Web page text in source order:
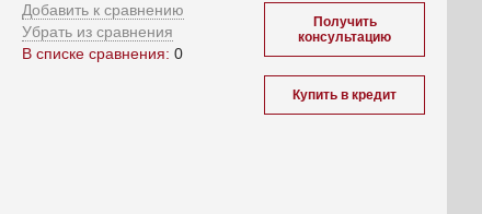
Добавить к сравнению
Убрать из сравнения
В списке сравнения: 0
Получить
консультацию
Купить в кредит